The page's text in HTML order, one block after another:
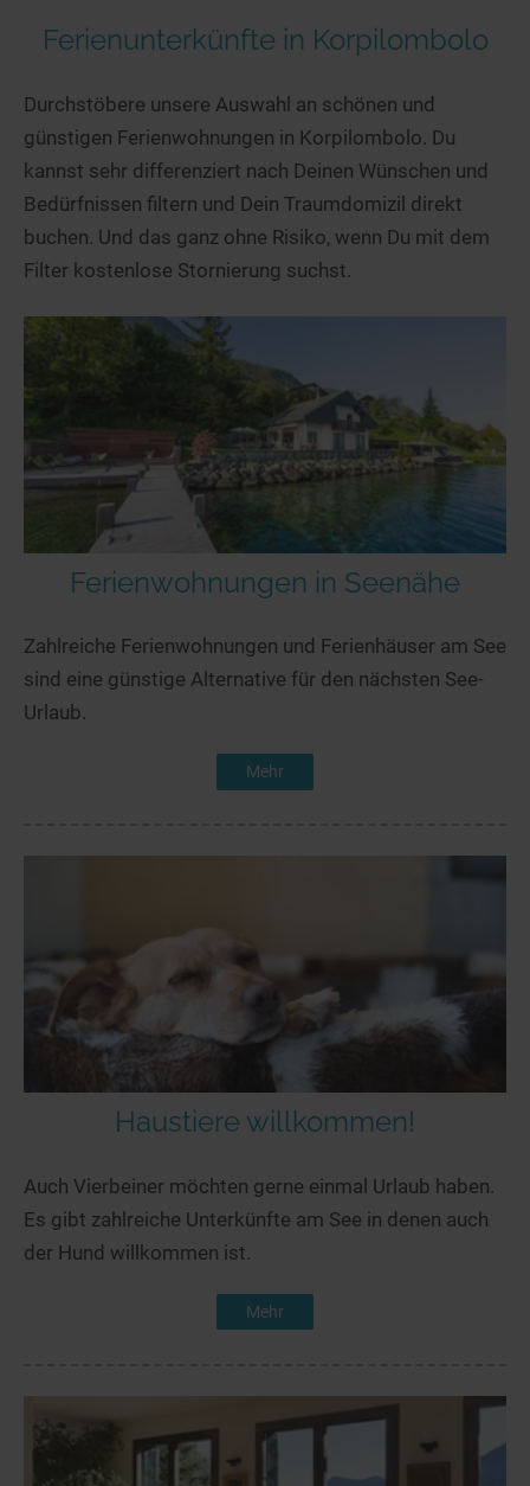
Ferienunterkünfte in Korpilombolo
Durchstöbere unsere Auswahl an schönen und
günstigen Ferienwohnungen in Korpilombolo. Du
kannst sehr differenziert nach Deinen Wünschen und
Bedürfnissen filtern und Dein Traumdomizil direkt
buchen. Und das ganz ohne Risiko, wenn Du mit dem
Filter kostenlose Stornierung suchst.
Ferienwohnungen in Seenähe
Zahlreiche Ferienwohnungen und Ferienhäuser am See
sind eine günstige Alternative für den nächsten See-
Urlaub.
Mehr
Haustiere willkommen!
Auch Vierbeiner möchten gerne einmal Urlaub haben.
Es gibt zahlreiche Unterkünfte am See in denen auch
der Hund willkommen ist.
Mehr